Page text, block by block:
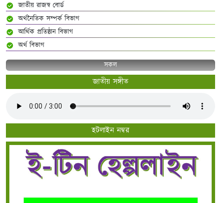
জাতীয় রাজস্ব বোর্ড
অর্থনৈতিক সম্পর্ক বিভাগ
আর্থিক প্রতিষ্ঠান বিভাগ
অর্থ বিভাগ
সকল
জাতীয় সঙ্গীত
হটলাইন নম্বর